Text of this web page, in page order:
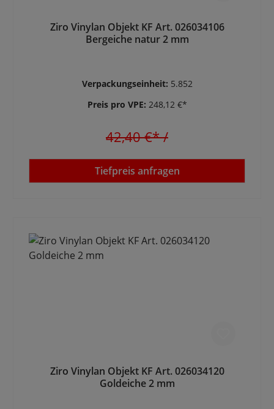
Ziro Vinylan Objekt KF Art. 026034106
Bergeiche natur 2 mm
Verpackungseinheit: 5.852
Preis pro VPE: 248,12 €*
42,40 €*/
Tiefpreis anfragen
Ziro Vinylan Objekt KF Art. 026034120
Goldeiche 2 mm